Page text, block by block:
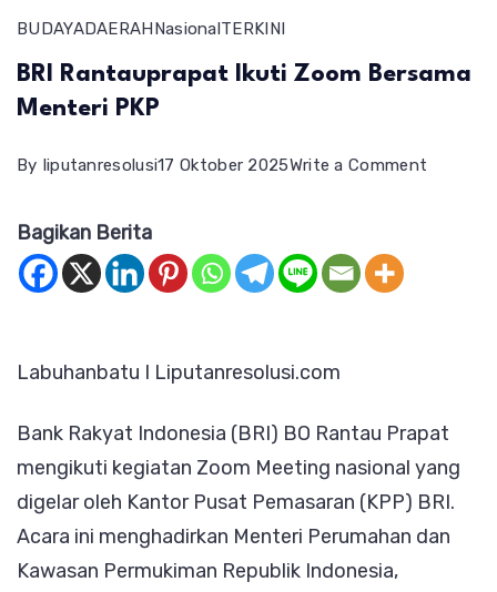
BUDAYADAERAHNasionalTERKINI
BRI Rantauprapat Ikuti Zoom Bersama
Menteri PKP
By liputanresolusi17 Oktober 2025Write a Comment
Bagikan Berita
Labuhanbatu I Liputanresolusi.com
Bank Rakyat Indonesia (BRI) BO Rantau Prapat
mengikuti kegiatan Zoom Meeting nasional yang
digelar oleh Kantor Pusat Pemasaran (KPP) BRI.
Acara ini menghadirkan Menteri Perumahan dan
Kawasan Permukiman Republik Indonesia,